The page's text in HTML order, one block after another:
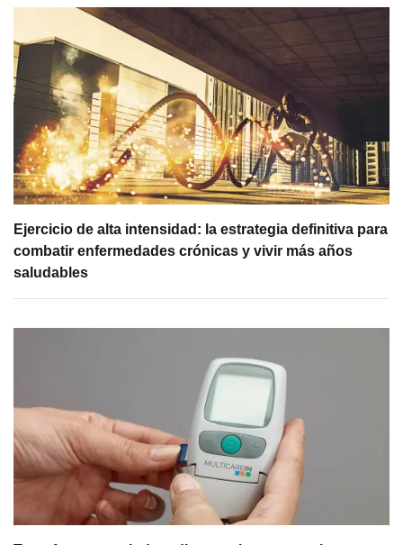
Ejercicio de alta intensidad: la estrategia definitiva para
combatir enfermedades crónicas y vivir más años
saludables